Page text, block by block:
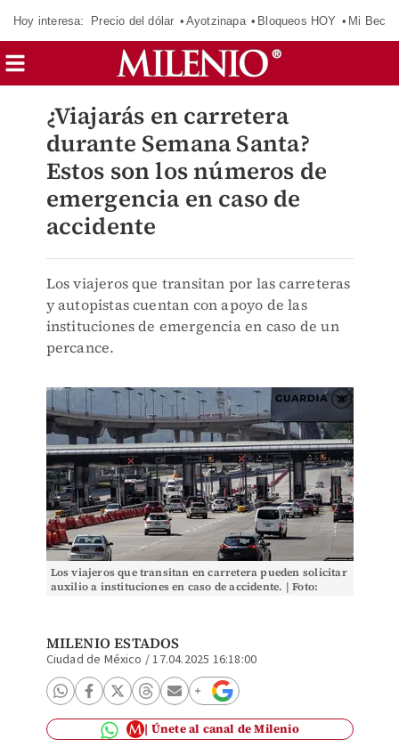
Hoy interesa: Precio del dólar Ayotzinapa Bloqueos HOY Mi Beca
¿Viajarás en carretera
durante Semana Santa?
Estos son los números de
emergencia en caso de
accidente
Los viajeros que transitan por las carreteras
y autopistas cuentan con apoyo de las
instituciones de emergencia en caso de un
percance.
Los viajeros que transitan en carretera pueden solicitar
auxilio a instituciones en caso de accidente. | Foto:
MILENIO ESTADOS
Ciudad de México /17.04.2025 16:18:00
Únete al canal de Milenio